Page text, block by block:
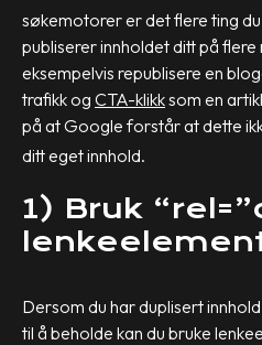
søkemotorer er det flere ting
publiserer innholdet ditt på flere
eksempelvis republisere en
trafikk og CTA-klikksom en
på at Google forstår at dette
ditt eget innhold.
1) Bruk
Dersom du har duplisert
til å beholde kan du bruke